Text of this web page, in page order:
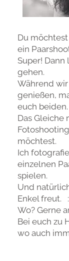
Du
ein
Super! Dann
gehen.
Während
genießen,
euch
Das Gleiche
möchtest.
Ich
einzelnen
spielen.
Und
Enkel freut.
Wo? Gerne
Bei euch zu
wo auch